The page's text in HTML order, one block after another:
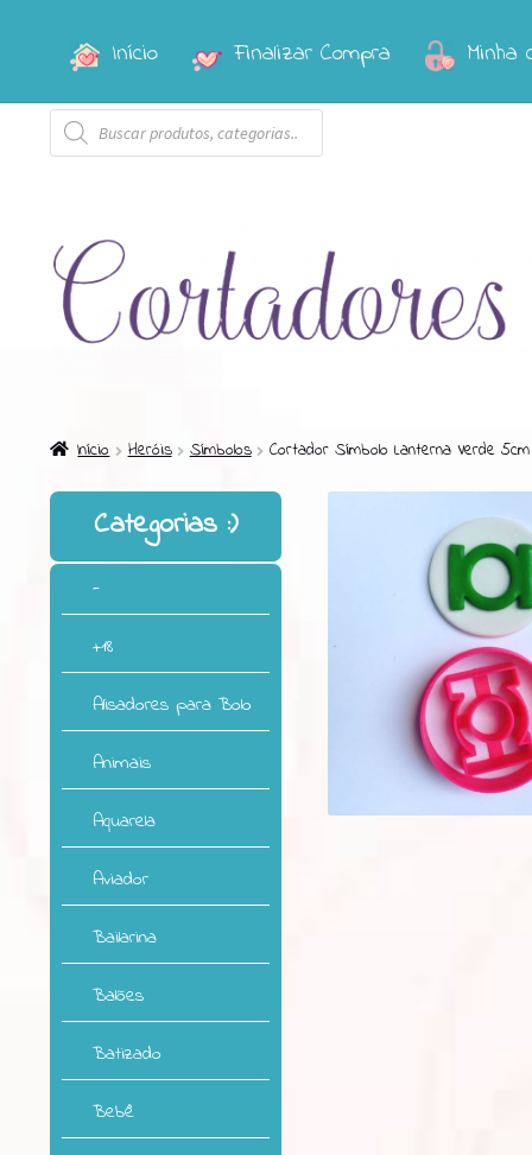
Pular
navegação
Pular
conteúdo
Início Finalizar Compra Minha
Pesquisar
produtos
Início Heróis Símbolos Cortador Símbolo Lanterna Verde 5cm
Categorias
-
+18
Alisadores para Bolo
Animais
Aquarela
Aviador
Bailarina
Balões
Batizado
Bebê